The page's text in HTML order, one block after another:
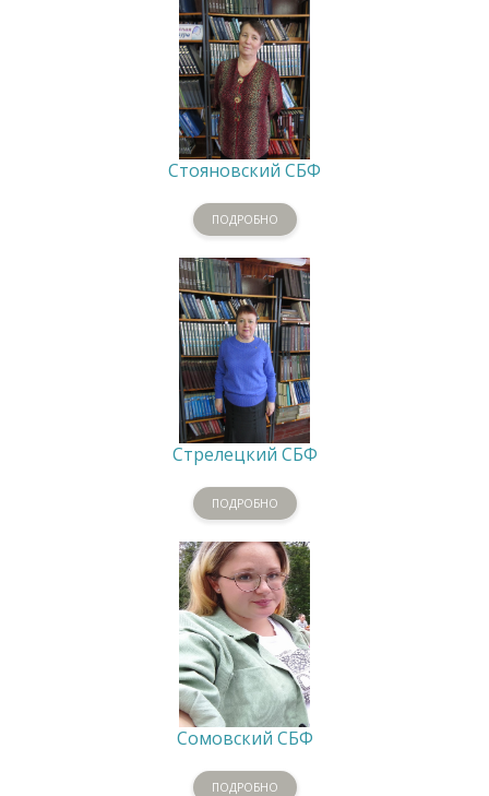
Стояновский СБФ
ПОДРОБНО
Стрелецкий СБФ
ПОДРОБНО
Сомовский СБФ
ПОДРОБНО